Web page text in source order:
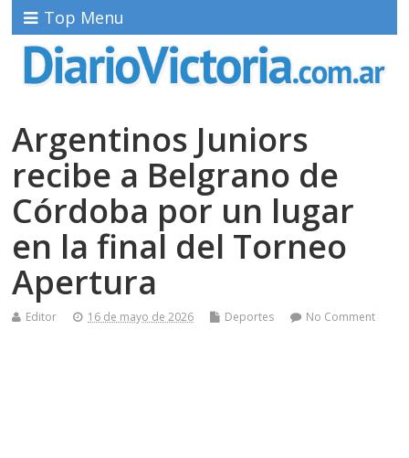
Top Menu
Argentinos Juniors
recibe a Belgrano de
Córdoba por un lugar
en la final del Torneo
Apertura
Editor 16 de mayo de 2026 Deportes No Comment